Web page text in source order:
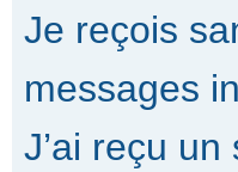
Je reçois
messages
J’ai reçu